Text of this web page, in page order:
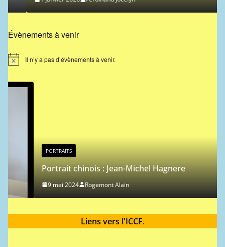
Évènements à venir
N
i
Il n’y a pas d’évènements à venir.
Portrait chinois : Jean-Michel Hagnere
9 mai 2024 Rogemont Alain
Liens vers l'ICCF.